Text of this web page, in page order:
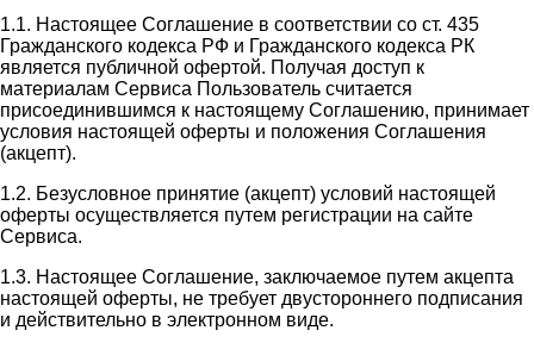
1.1. Настоящее Соглашение в соответствии со ст. 435
Гражданского кодекса РФ и Гражданского кодекса РК
является публичной офертой. Получая доступ к
материалам Сервиса Пользователь считается
присоединившимся к настоящему Соглашению, принимает
условия настоящей оферты и положения Соглашения
(акцепт).
1.2. Безусловное принятие (акцепт) условий настоящей
оферты осуществляется путем регистрации на сайте
Сервиса.
1.3. Настоящее Соглашение, заключаемое путем акцепта
настоящей оферты, не требует двустороннего подписания
и действительно в электронном виде.